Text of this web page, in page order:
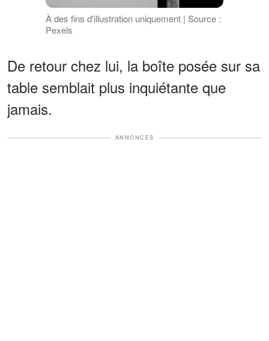
À des fins d'illustration uniquement | Source :
Pexels
De retour chez lui, la boîte posée sur sa
table semblait plus inquiétante que
jamais.
ANNONCES